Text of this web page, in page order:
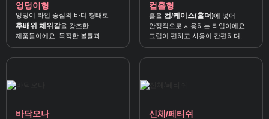
엉덩이형
엉덩이 라인 중심의 바디 형태로
후배위 체위감을 강조한
제품들이에요. 묵직한 볼륨과
밀착감으로리얼한 압박감을 느낄
수 있어요.
컵홀형
홀을 컵/케이스(홀더)에 넣어
안정적으로 사용하는 타입이에요.
그립이 편하고 사용이 간편하며,
텐가 플립홀같은 구조가
대표적입니다.
바닥오나 신체/페티쉬